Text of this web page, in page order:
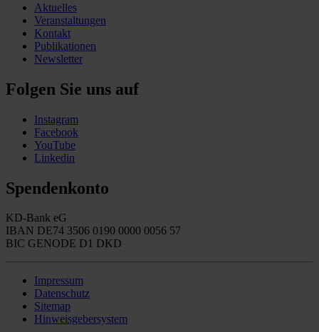
Aktuelles
Veranstaltungen
Kontakt
Publikationen
Newsletter
Folgen Sie uns auf
Instagram
Facebook
YouTube
Linkedin
Spendenkonto
KD-Bank eG
IBAN DE74 3506 0190 0000 0056 57
BIC GENODE D1 DKD
Impressum
Datenschutz
Sitemap
Hinweisgebersystem